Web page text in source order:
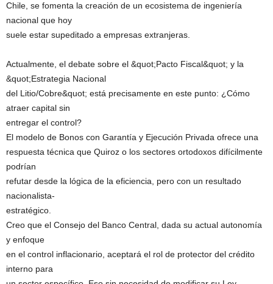
Chile, se fomenta la creación de un ecosistema de ingeniería
nacional que hoy
suele estar supeditado a empresas extranjeras.
Actualmente, el debate sobre el &quot;Pacto Fiscal&quot; y la
&quot;Estrategia Nacional
del Litio/Cobre&quot; está precisamente en este punto: ¿Cómo
atraer capital sin
entregar el control?
El modelo de Bonos con Garantía y Ejecución Privada ofrece una
respuesta técnica que Quiroz o los sectores ortodoxos difícilmente
podrían
refutar desde la lógica de la eficiencia, pero con un resultado
nacionalista-
estratégico.
Creo que el Consejo del Banco Central, dada su actual autonomía
y enfoque
en el control inflacionario, aceptará el rol de protector del crédito
interno para